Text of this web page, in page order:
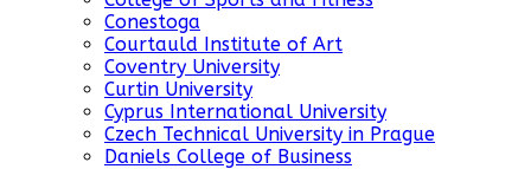
Conestoga
Courtauld Institute of Art
Coventry University
Curtin University
Cyprus International University
Czech Technical University in Prague
Daniels College of Business